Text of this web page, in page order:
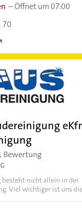
–Öffnet um 07:00
70
Bewertung
besteht nicht allein in der
Viel wichtiger ist uns